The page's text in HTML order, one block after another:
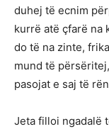
duhej të ecnim
kurrë atë çfarë na
do të na zinte,
mund të
pasojat e saj të
Jeta filloi ngadalë